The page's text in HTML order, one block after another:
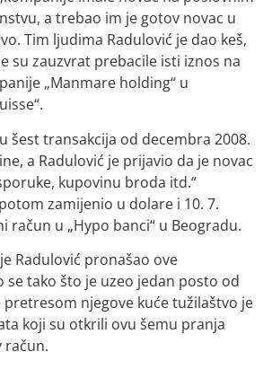
a trebao im je gotov novac u
Tim ljudima Radulović je dao keš,
su zauzvrat prebacile isti iznos na
„Manmare holding“ u
šest transakcija od decembra 2008.
a Radulović je prijavio da je novac
kupovinu broda itd.“
zamijenio u dolare i 10. 7.
račun u „Hypo banci“ u Beogradu.
Radulović pronašao ove
se tako što je uzeo jedan posto od
njegove kuće tužilaštvo je
koji su otkrili ovu šemu pranja
račun.